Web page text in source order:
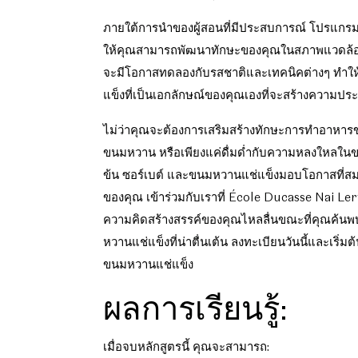
ภายใต้การนำของผู้สอนที่มีประสบการณ์ โปรแกร
ให้คุณสามารถพัฒนาทักษะของคุณในสภาพแวดล้
จะมีโอกาสทดลองกับรสชาติและเทคนิคต่างๆ ทำ
แข็งที่เป็นเอกลักษณ์ของคุณเองที่จะสร้างความป
ไม่ว่าคุณจะต้องการเสริมสร้างทักษะการทำอาห
ขนมหวาน หรือเพียงแค่ดื่มด่ำกับความหลงใหลใน
ข้น ซอร์เบต์ และขนมหวานแช่แข็งมอบโอกาสที่
ของคุณ เข้าร่วมกับเราที่ École Ducasse Nai
ความคิดสร้างสรรค์ของคุณไหลลื่นขณะที่คุณค้นพ
หวานแช่แข็งที่น่าตื่นเต้น ลงทะเบียนวันนี้และเริ่ม
ขนมหวานแช่แข็ง
ผลการเรียนรู้:
เมื่อจบหลักสูตรนี้ คุณจะสามารถ: